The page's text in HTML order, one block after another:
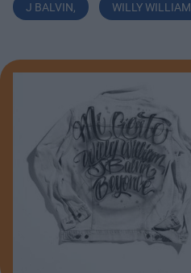
J BALVIN, WILLY WILLIAM